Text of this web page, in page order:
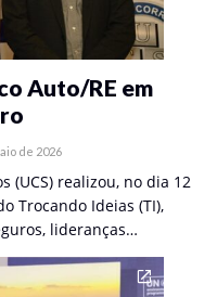
Auto/RE em
de 2026
(UCS) realizou, no dia 12
Trocando Ideias (TI),
lideranças…